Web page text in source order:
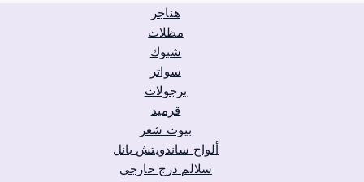
هناجر
مظلات
شبوك
سواتر
برجولات
قرميد
بيوت شعر
ألواح ساندويتش بانل
سلالم درج خارجي